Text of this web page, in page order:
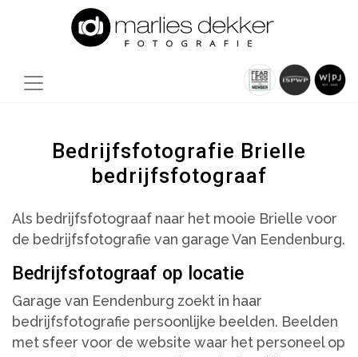
Bedrijfsfotografie Brielle
bedrijfsfotograaf
Als bedrijfsfotograaf naar het mooie Brielle voor
de bedrijfsfotografie van garage Van Eendenburg.
Bedrijfsfotograaf op locatie
Garage van Eendenburg zoekt in haar
bedrijfsfotografie persoonlijke beelden. Beelden
met sfeer voor de website waar het personeel op